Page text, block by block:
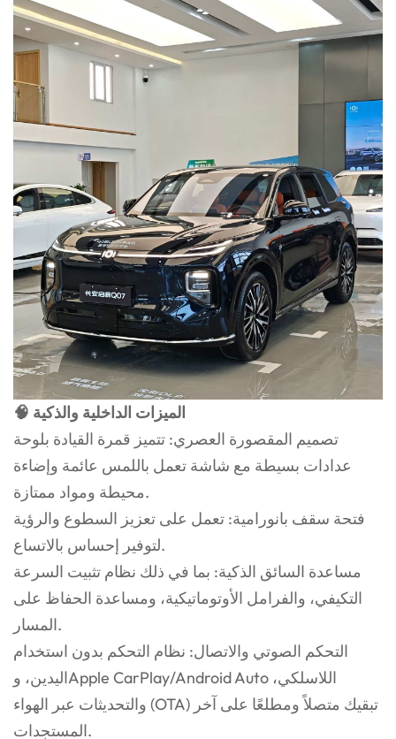
🧠 الميزات الداخلية والذكية
تصميم المقصورة العصري: تتميز قمرة القيادة بلوحة
عدادات بسيطة مع شاشة تعمل باللمس عائمة وإضاءة
محيطة ومواد ممتازة.
فتحة سقف بانورامية: تعمل على تعزيز السطوع والرؤية
لتوفير إحساس بالاتساع.
مساعدة السائق الذكية: بما في ذلك نظام تثبيت السرعة
التكيفي، والفرامل الأوتوماتيكية، ومساعدة الحفاظ على
المسار.
التحكم الصوتي والاتصال: نظام التحكم بدون استخدام
اليدين، وApple CarPlay/Android Auto اللاسلكي،
والتحديثات عبر الهواء (OTA) تبقيك متصلاً ومطلعًا على آخر
المستجدات.